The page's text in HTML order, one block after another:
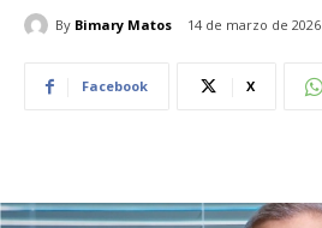
By Bimary Matos 14 de marzo de 2026
Facebook X